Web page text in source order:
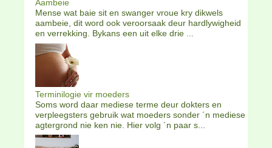
Aambeie
Mense wat baie sit en swanger vroue kry dikwels
aambeie, dit word ook veroorsaak deur hardlywigheid
en verrekking. Bykans een uit elke drie ...
Terminilogie vir moeders
Soms word daar mediese terme deur dokters en
verpleegsters gebruik wat moeders sonder ´n mediese
agtergrond nie ken nie. Hier volg ´n paar s...